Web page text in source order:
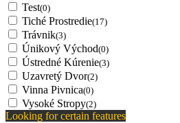
Test(0)
Tiché Prostredie(17)
Trávnik(3)
Únikový Východ(0)
Ústredné Kúrenie(3)
Uzavretý Dvor(2)
Vinna Pivnica(0)
Vysoké Stropy(2)
Looking for certain features